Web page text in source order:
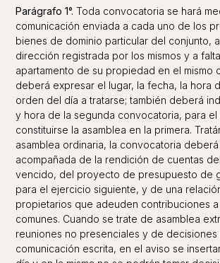
Parágrafo 1°.Toda convocatoria se hará
comunicación enviada a cada uno de los
bienes de dominio particular del conjunto, a
dirección registrada por los mismos y a
apartamento de su propiedad en el mismo
deberá expresar el lugar, la fecha, la hora
orden del día a tratarse; también deberá
y hora de la segunda convocatoria, para
constituirse la asamblea en la primera.
asamblea ordinaria, la convocatoria
acompañada de la rendición de cuentas
vencido, del proyecto de presupuesto de
para el ejercicio siguiente, y de una
propietarios que adeuden contribuciones a
comunes. Cuando se trate de asamblea
reuniones no presenciales y de decisiones
comunicación escrita, en el aviso se